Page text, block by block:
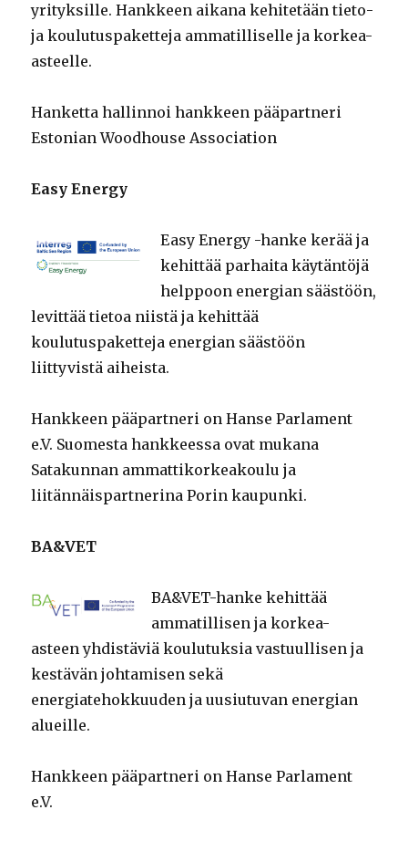
yrityksille. Hankkeen aikana kehitetään tieto-
ja koulutuspaketteja ammatilliselle ja korkea-
asteelle.
Hanketta hallinnoi hankkeen pääpartneri
Estonian Woodhouse Association
Easy Energy
Easy Energy -hanke kerää ja
kehittää parhaita käytäntöjä
helppoon energian säästöön,
levittää tietoa niistä ja kehittää
koulutuspaketteja energian säästöön
liittyvistä aiheista.
Hankkeen pääpartneri on Hanse Parlament
e.V. Suomesta hankkeessa ovat mukana
Satakunnan ammattikorkeakoulu ja
liitännäispartnerina Porin kaupunki.
BA&VET
BA&VET-hanke kehittää
ammatillisen ja korkea-
asteen yhdistäviä koulutuksia vastuullisen ja
kestävän johtamisen sekä
energiatehokkuuden ja uusiutuvan energian
alueille.
Hankkeen pääpartneri on Hanse Parlament
e.V.